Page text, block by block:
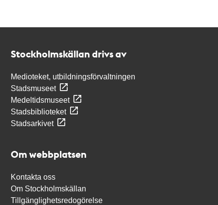
Stockholmskällan drivs av
Medioteket, utbildningsförvaltningen
Stadsmuseet
Medeltidsmuseet
Stadsbiblioteket
Stadsarkivet
Om webbplatsen
Kontakta oss
Om Stockholmskällan
Tillgänglighetsredogörelse